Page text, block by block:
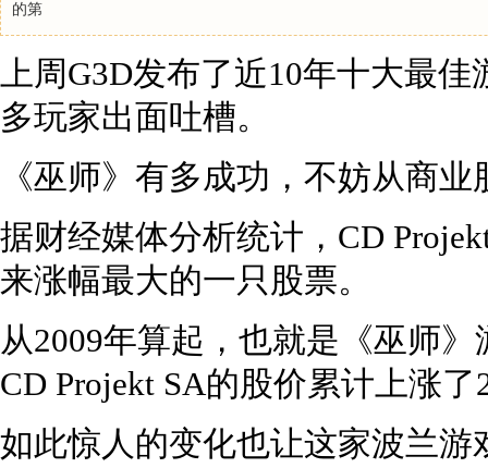
的第
上周G3D发布了近10年十大最
多玩家出面吐槽。
《巫师》有多成功，不妨从商
据财经媒体分析统计，CD
来涨幅最大的一只股票。
从2009年算起，也就是《巫师
CD Projekt SA的股价累计上涨
如此惊人的变化也让这家波兰